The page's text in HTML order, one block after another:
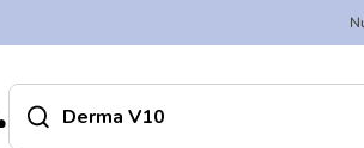
Zoek op"
search